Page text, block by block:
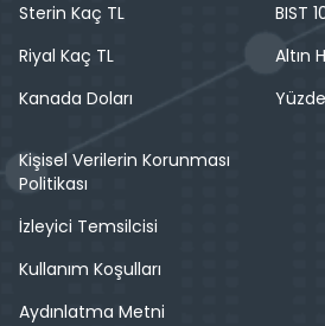
Sterin Kaç TL
Riyal Kaç TL
Kanada Doları
BIST
Altın
Kişisel Verilerin Korunması
Politikası
İzleyici Temsilcisi
Kullanım Koşulları
Aydınlatma Metni